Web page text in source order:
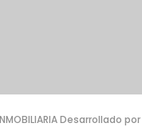
Desarrollado por